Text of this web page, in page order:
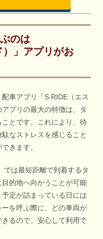
のは
）」アプリがお
車アプリ「S.RIDE（エス
プリの最大の特徴は、タ
とです。これにより、待
なストレスを感じること
きます。
では最短距離で到着するタ
的地へ向かうことが可能
定が詰まっている日には
を呼ぶ際に、どの車両が
るので、安心して利用で